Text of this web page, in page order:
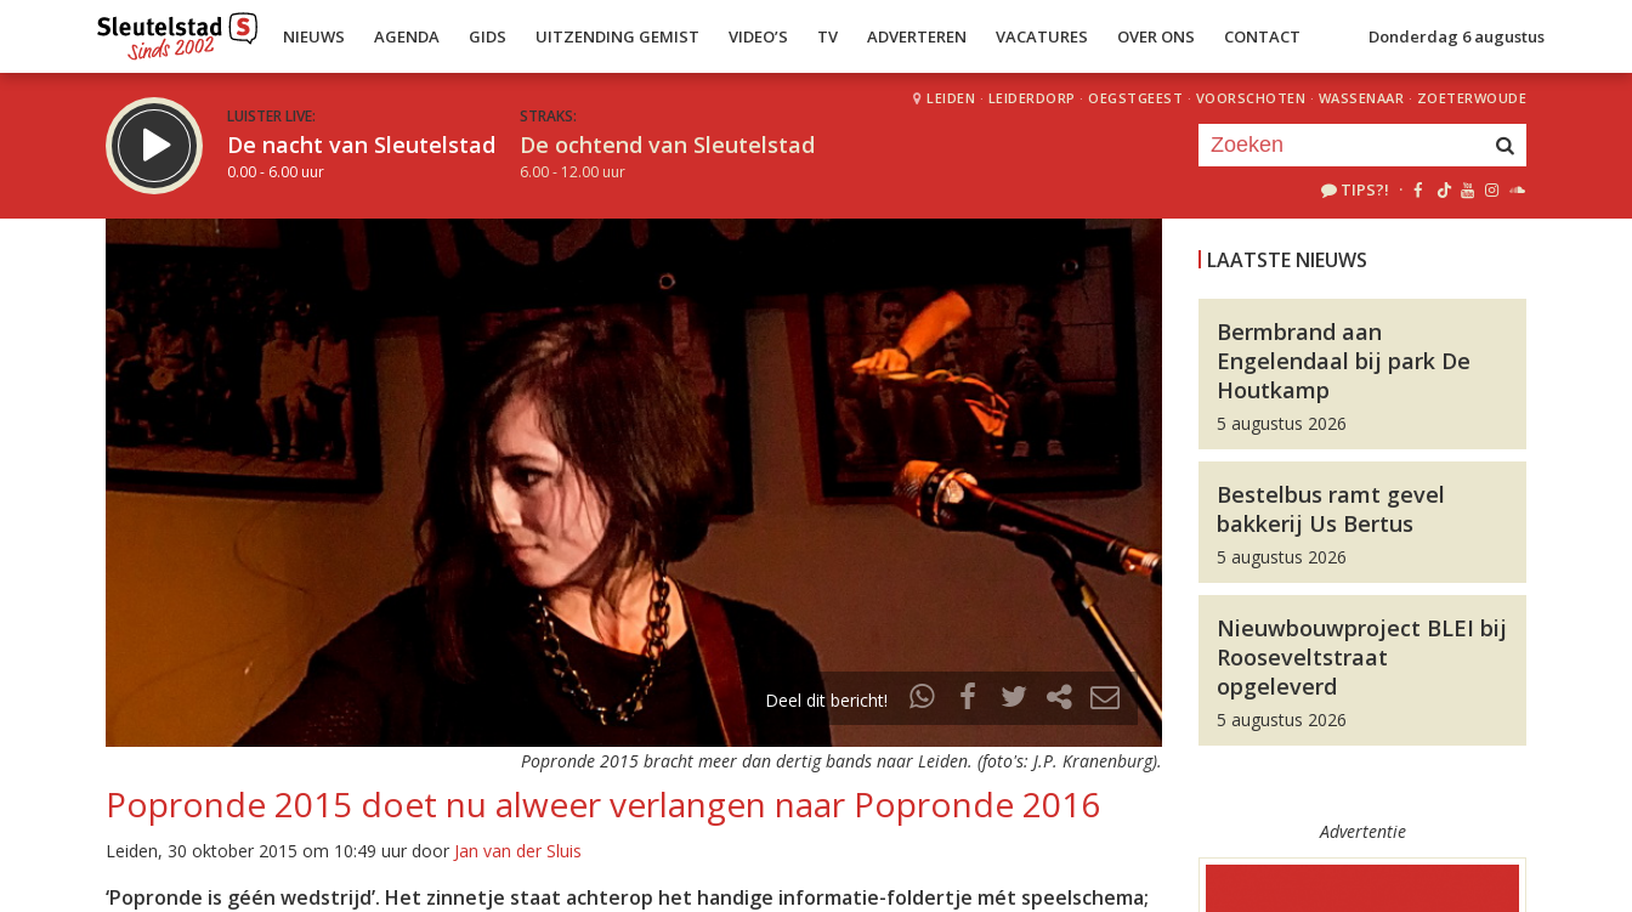
NIEUWS AGENDA GIDS UITZENDING GEMIST VIDEO’S TV ADVERTEREN VACATURES OVER ONS CONTACT Donderdag 6 augustus
LUISTER LIVE:
De nacht van Sleutelstad
0.00 - 6.00 uur
STRAKS:
De ochtend van Sleutelstad
6.00 - 12.00 uur
LEIDEN · LEIDERDORP · OEGSTGEEST · VOORSCHOTEN · WASSENAAR · ZOETERWOUDE
TIPS?! ·
Inklappen
Deel dit bericht!
Popronde 2015 bracht meer dan dertig bands naar Leiden. (foto's: J.P. Kranenburg).
Popronde 2015 doet nu alweer verlangen naar Popronde 2016
Leiden, 30 oktober 2015 om 10:49 uur door Jan van der Sluis
‘Popronde is géén wedstrijd’. Het zinnetje staat achterop het handige informatie-foldertje mét speelschema;
LAATSTE NIEUWS
Bermbrand aan
Engelendaal bij park De
Houtkamp
5 augustus 2026
Bestelbus ramt gevel
bakkerij Us Bertus
5 augustus 2026
Nieuwbouwproject BLEI bij
Rooseveltstraat
opgeleverd
5 augustus 2026
Advertentie